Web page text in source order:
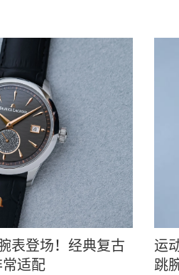
表登场！经典复古
适配
运
跳